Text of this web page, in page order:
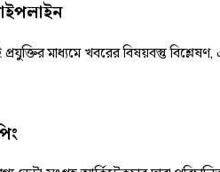
মাধ্যমে খবরের বিষয়বস্তু বিশ্লেষণ,